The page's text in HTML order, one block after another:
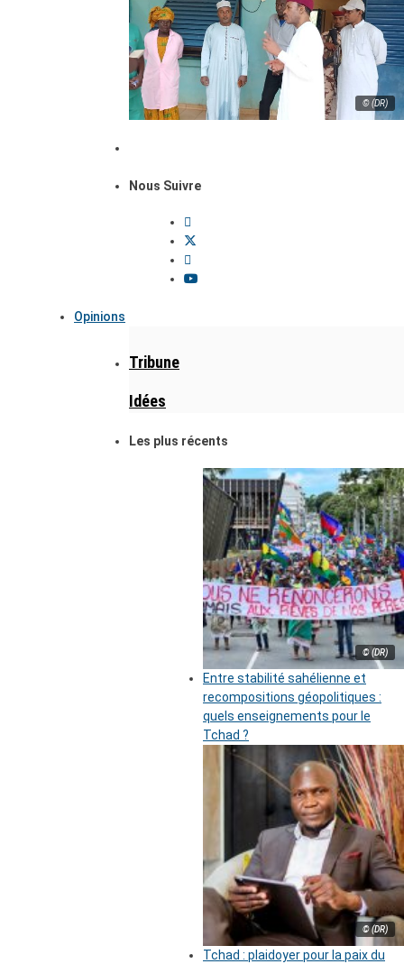
© (DR)
Nous Suivre
Opinions
Tribune
Idées
Les plus récents
© (DR)
Entre stabilité sahélienne et
recompositions géopolitiques :
quels enseignements pour le
Tchad ?
© (DR)
Tchad : plaidoyer pour la paix du